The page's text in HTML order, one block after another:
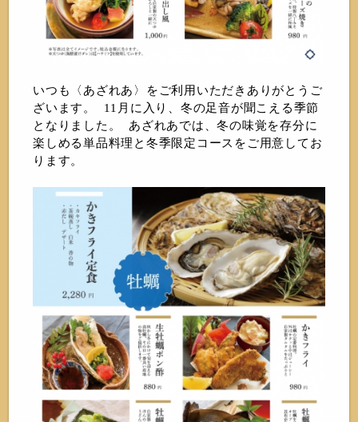
いつも〈あざれあ〉をご利用いただきありがとうご
ざいます。 11月に入り、冬の足音が聞こえる季節
となりました。 あざれあでは、冬の味覚を存分に
楽しめる単品料理と冬季限定コースをご用意してお
ります。